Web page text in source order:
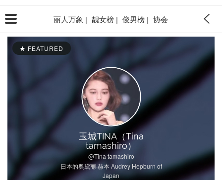
丽人万象 | 靓女榜 | 俊男榜 | 协会
FEATURED
玉城TINA（Tina
tamashiro）
@Tina tamashiro
日本的奥黛丽·赫本 Audrey Hepburn of
Japan